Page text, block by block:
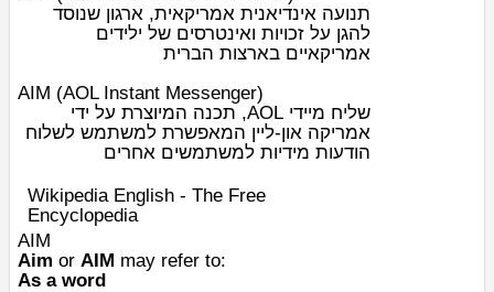
תנועה אינדיאנית אמריקאית, ארגון שנוסד
להגן על זכויות ואינטרסים של ילידים
אמריקאיים בארצות הברית
AIM (AOL Instant Messenger)
שליח מיידי AOL, תכנה המיוצרת על ידי
אמריקה און-ליין המאפשרת למשתמש לשלוח
הודעות מידיות למשתמשים אחרים
Wikipedia English - The Free
Encyclopedia
AIM
Aim or AIM may refer to:
As a word